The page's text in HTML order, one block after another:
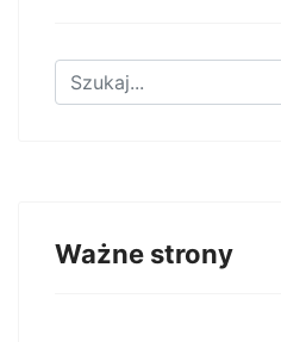
Znajdź na stronie
Ważne strony